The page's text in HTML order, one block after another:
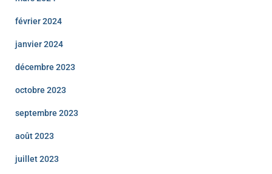
février 2024
janvier 2024
décembre 2023
octobre 2023
septembre 2023
août 2023
juillet 2023